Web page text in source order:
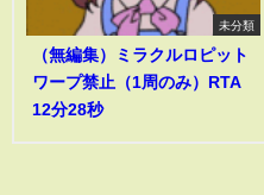
未分類
（無編集）ミラクルロピット
ワープ禁止（1周のみ）RTA
12分28秒